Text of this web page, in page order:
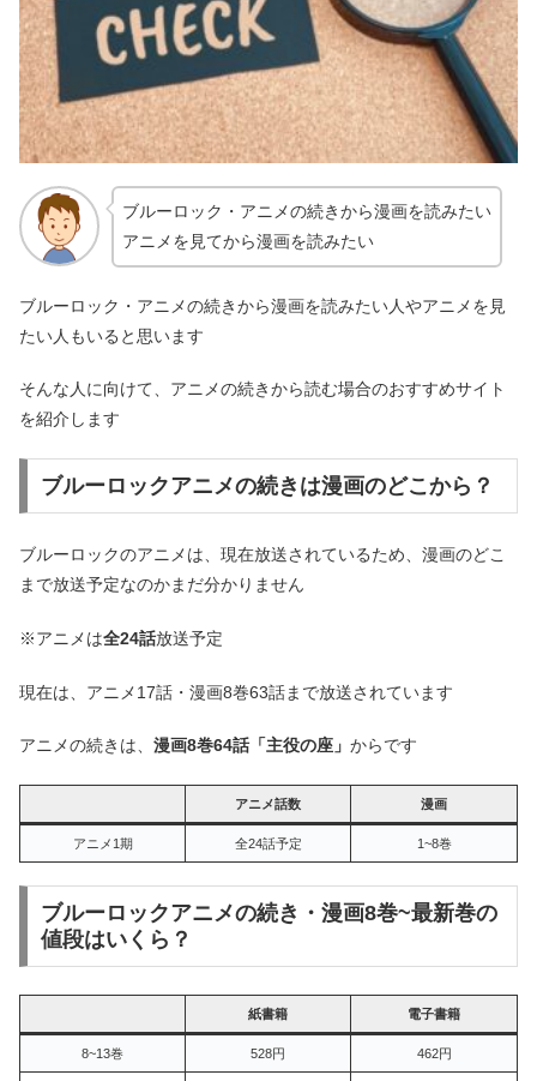
ブルーロック・アニメの続きから漫画を読みたい
アニメを見てから漫画を読みたい
ブルーロック・アニメの続きから漫画を読みたい人やアニメを見
たい人もいると思います
そんな人に向けて、アニメの続きから読む場合のおすすめサイト
を紹介します
ブルーロックアニメの続きは漫画のどこから？
ブルーロックのアニメは、現在放送されているため、漫画のどこ
まで放送予定なのかまだ分かりません
※アニメは全24話放送予定
現在は、アニメ17話・漫画8巻63話まで放送されています
アニメの続きは、 漫画8巻64話「主役の座」 からです
アニメ話数 漫画
アニメ1期 全24話予定 1~8巻
ブルーロックアニメの続き・漫画8巻~最新巻の
値段はいくら？
紙書籍 電子書籍
8~13巻 528円 462円